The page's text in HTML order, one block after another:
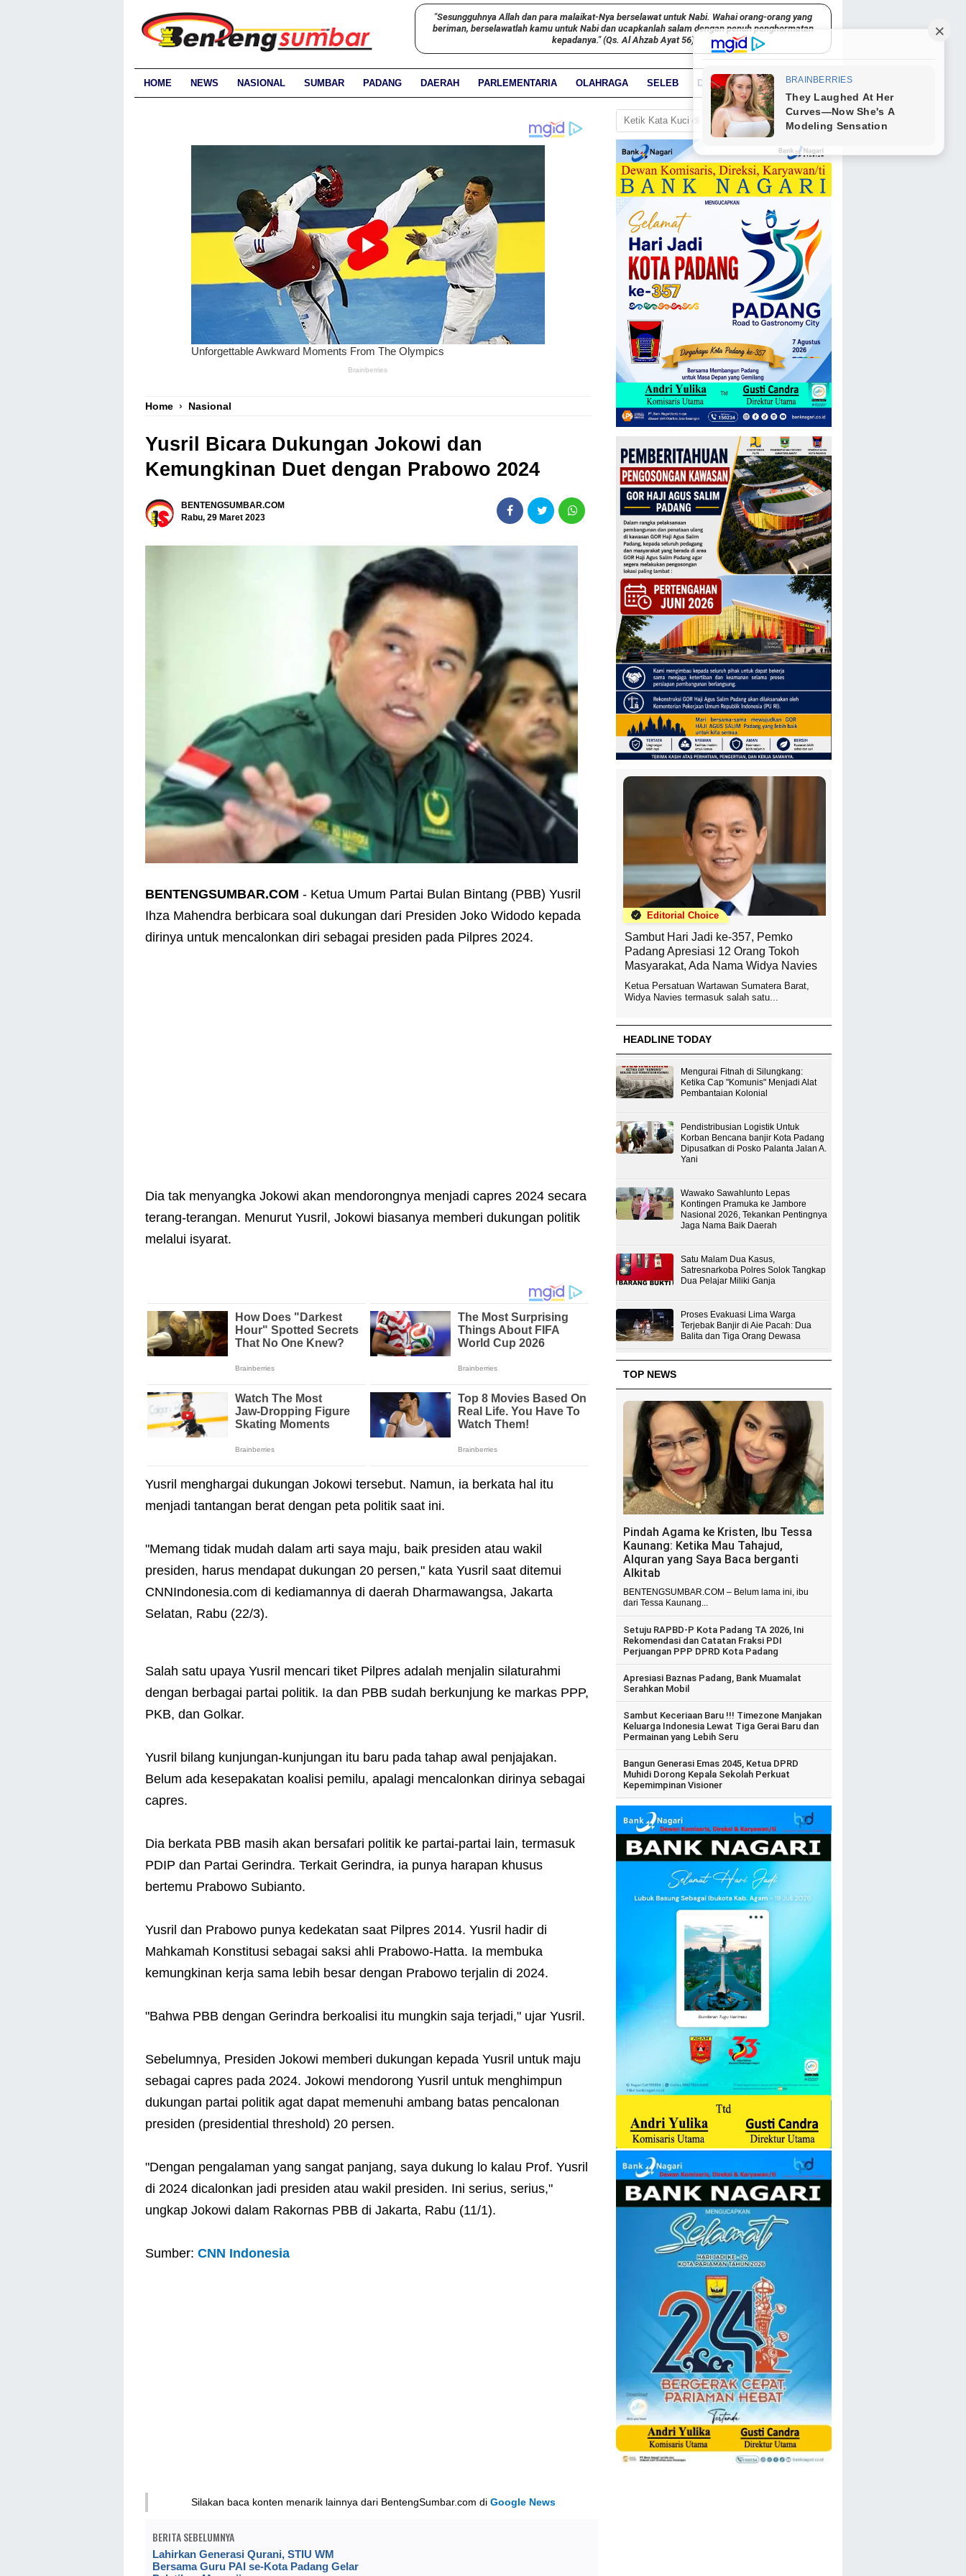
"Sesungguhnya Allah dan para malaikat-Nya berselawat untuk Nabi. Wahai orang-orang yang
beriman, berselawatlah kamu untuk Nabi dan ucapkanlah salam dengan penuh penghormatan
kepadanya." (Qs. Al Ahzab Ayat 56)
HOME NEWS NASIONAL SUMBAR PADANG DAERAH PARLEMENTARIA OLAHRAGA SELEB DUNIA PARIWARA
Home › Nasional
Yusril Bicara Dukungan Jokowi dan
Kemungkinan Duet dengan Prabowo 2024
BENTENGSUMBAR.COM
Rabu, 29 Maret 2023
BENTENGSUMBAR.COM - Ketua Umum Partai Bulan Bintang (PBB) Yusril
Ihza Mahendra berbicara soal dukungan dari Presiden Joko Widodo kepada
dirinya untuk mencalonkan diri sebagai presiden pada Pilpres 2024.
Dia tak menyangka Jokowi akan mendorongnya menjadi capres 2024 secara
terang-terangan. Menurut Yusril, Jokowi biasanya memberi dukungan politik
melalui isyarat.
Yusril menghargai dukungan Jokowi tersebut. Namun, ia berkata hal itu
menjadi tantangan berat dengan peta politik saat ini.
"Memang tidak mudah dalam arti saya maju, baik presiden atau wakil
presiden, harus mendapat dukungan 20 persen," kata Yusril saat ditemui
CNNIndonesia.com di kediamannya di daerah Dharmawangsa, Jakarta
Selatan, Rabu (22/3).
Salah satu upaya Yusril mencari tiket Pilpres adalah menjalin silaturahmi
dengan berbagai partai politik. Ia dan PBB sudah berkunjung ke markas PPP,
PKB, dan Golkar.
Yusril bilang kunjungan-kunjungan itu baru pada tahap awal penjajakan.
Belum ada kesepakatan koalisi pemilu, apalagi mencalonkan dirinya sebagai
capres.
Dia berkata PBB masih akan bersafari politik ke partai-partai lain, termasuk
PDIP dan Partai Gerindra. Terkait Gerindra, ia punya harapan khusus
bertemu Prabowo Subianto.
Yusril dan Prabowo punya kedekatan saat Pilpres 2014. Yusril hadir di
Mahkamah Konstitusi sebagai saksi ahli Prabowo-Hatta. Ia membuka
kemungkinan kerja sama lebih besar dengan Prabowo terjalin di 2024.
"Bahwa PBB dengan Gerindra berkoalisi itu mungkin saja terjadi," ujar Yusril.
Sebelumnya, Presiden Jokowi memberi dukungan kepada Yusril untuk maju
sebagai capres pada 2024. Jokowi mendorong Yusril untuk menghimpun
dukungan partai politik agat dapat memenuhi ambang batas pencalonan
presiden (presidential threshold) 20 persen.
"Dengan pengalaman yang sangat panjang, saya dukung lo kalau Prof. Yusril
di 2024 dicalonkan jadi presiden atau wakil presiden. Ini serius, serius,"
ungkap Jokowi dalam Rakornas PBB di Jakarta, Rabu (11/1).
Sumber: CNN Indonesia
Silakan baca konten menarik lainnya dari BentengSumbar.com diGoogle News
BERITA SEBELUMNYA
Lahirkan Generasi Qurani, STIU WM
Bersama Guru PAI se-Kota Padang Gelar
GO
Editorial Choice
Sambut Hari Jadi ke-357, Pemko
Padang Apresiasi 12 Orang Tokoh
Masyarakat, Ada Nama Widya Navies
Ketua Persatuan Wartawan Sumatera Barat,
Widya Navies termasuk salah satu...
HEADLINE TODAY
Mengurai Fitnah di Silungkang:
Ketika Cap "Komunis" Menjadi Alat
Pembantaian Kolonial
Pendistribusian Logistik Untuk
Korban Bencana banjir Kota Padang
Dipusatkan di Posko Palanta Jalan A.
Yani
Wawako Sawahlunto Lepas
Kontingen Pramuka ke Jambore
Nasional 2026, Tekankan Pentingnya
Jaga Nama Baik Daerah
Satu Malam Dua Kasus,
Satresnarkoba Polres Solok Tangkap
Dua Pelajar Miliki Ganja
Proses Evakuasi Lima Warga
Terjebak Banjir di Aie Pacah: Dua
Balita dan Tiga Orang Dewasa
TOP NEWS
Pindah Agama ke Kristen, Ibu Tessa
Kaunang: Ketika Mau Tahajud,
Alquran yang Saya Baca berganti
Alkitab
BENTENGSUMBAR.COM – Belum lama ini, ibu
dari Tessa Kaunang...
Setuju RAPBD-P Kota Padang TA 2026, Ini
Rekomendasi dan Catatan Fraksi PDI
Perjuangan PPP DPRD Kota Padang
Apresiasi Baznas Padang, Bank Muamalat
Serahkan Mobil
Sambut Keceriaan Baru !!! Timezone Manjakan
Keluarga Indonesia Lewat Tiga Gerai Baru dan
Permainan yang Lebih Seru
Bangun Generasi Emas 2045, Ketua DPRD
Muhidi Dorong Kepala Sekolah Perkuat
Kepemimpinan Visioner